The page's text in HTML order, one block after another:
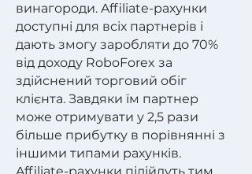
винагороди. Affiliate-рахунки
доступні для всіх партнерів і
дають змогу заробляти до 70%
від доходу RoboForex за
здійснений торговий обіг
клієнта. Завдяки їм партнер
може отримувати у 2,5 рази
більше прибутку в порівнянні з
іншими типами рахунків.